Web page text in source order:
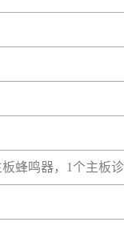
蜂鸣器，1个主板